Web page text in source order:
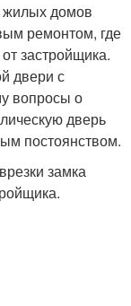
жилых домов
ремонтом, где
застройщика.
двери с
вопросы о
дверь
постоянством.
замка